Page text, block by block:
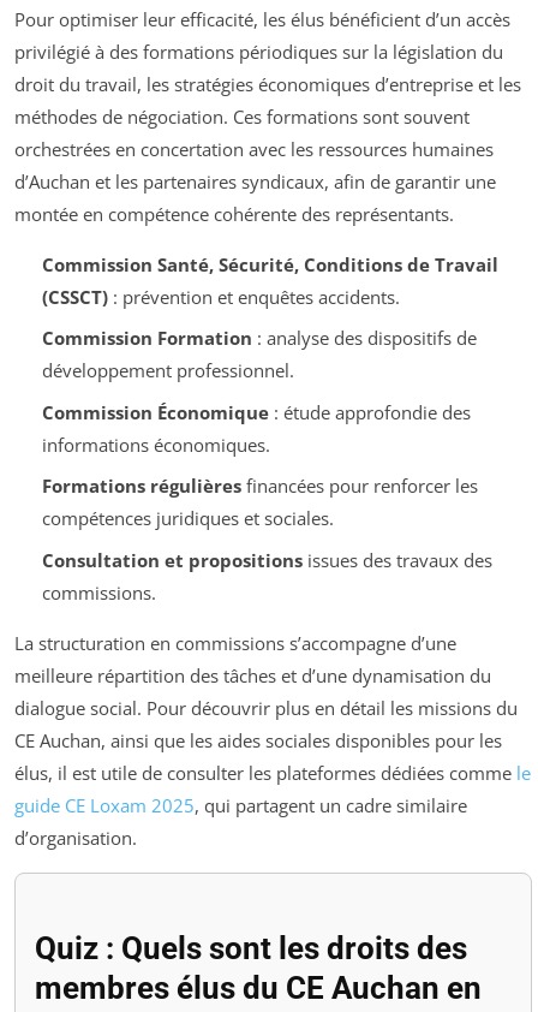
Pour optimiser leur efficacité, les élus bénéficient d’un accès
privilégié à des formations périodiques sur la législation du
droit du travail, les stratégies économiques d’entreprise et les
méthodes de négociation. Ces formations sont souvent
orchestrées en concertation avec les ressources humaines
d’Auchan et les partenaires syndicaux, afin de garantir une
montée en compétence cohérente des représentants.
Commission Santé, Sécurité, Conditions de Travail
(CSSCT): prévention et enquêtes accidents.
Commission Formation : analyse des dispositifs de
développement professionnel.
Commission Économique: étude approfondie des
informations économiques.
Formations régulièresfinancées pour renforcer les
compétences juridiques et sociales.
Consultation et propositionsissues des travaux des
commissions.
La structuration en commissions s’accompagne d’une
meilleure répartition des tâches et d’une dynamisation du
dialogue social. Pour découvrir plus en détail les missions du
CE Auchan, ainsi que les aides sociales disponibles pour les
élus, il est utile de consulter les plateformes dédiées comme le
guide CE Loxam 2025, qui partagent un cadre similaire
d’organisation.
Quiz : Quels sont les droits des
membres élus du CE Auchan en